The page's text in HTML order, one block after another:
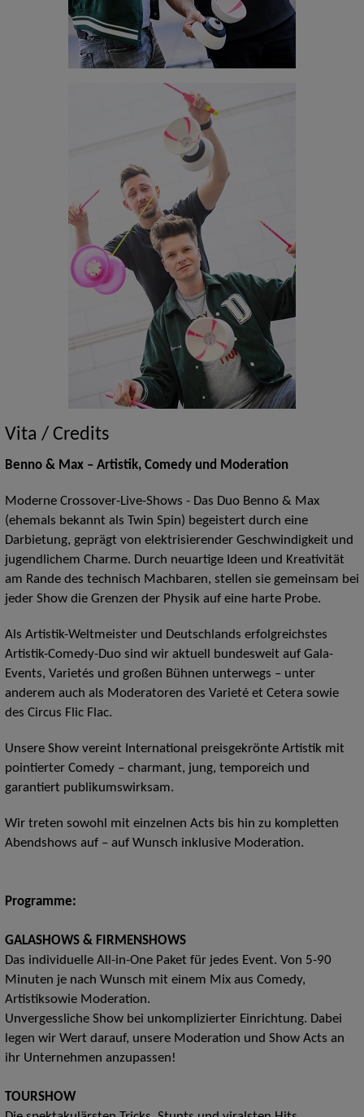
Vita / Credits
Benno & Max – Artistik, Comedy und Moderation
Moderne Crossover-Live-Shows - Das Duo Benno & Max
(ehemals bekannt als Twin Spin) begeistert durch eine
Darbietung, geprägt von elektrisierender Geschwindigkeit und
jugendlichem Charme. Durch neuartige Ideen und Kreativität
am Rande des technisch Machbaren, stellen sie gemeinsam bei
jeder Show die Grenzen der Physik auf eine harte Probe.
Als Artistik-Weltmeister und Deutschlands erfolgreichstes
Artistik-Comedy-Duo sind wir aktuell bundesweit auf Gala-
Events, Varietés und großen Bühnen unterwegs – unter
anderem auch als Moderatoren des Varieté et Cetera sowie
des Circus Flic Flac.
Unsere Show vereint International preisgekrönte Artistik mit
pointierter Comedy – charmant, jung, temporeich und
garantiert publikumswirksam.
Wir treten sowohl mit einzelnen Acts bis hin zu kompletten
Abendshows auf – auf Wunsch inklusive Moderation.
Programme:
GALASHOWS & FIRMENSHOWS
Das individuelle All-in-One Paket für jedes Event. Von 5-90
Minuten je nach Wunsch mit einem Mix aus Comedy,
Artistiksowie Moderation.
Unvergessliche Show bei unkomplizierter Einrichtung. Dabei
legen wir Wert darauf, unsere Moderation und Show Acts an
ihr Unternehmen anzupassen!
TOURSHOW